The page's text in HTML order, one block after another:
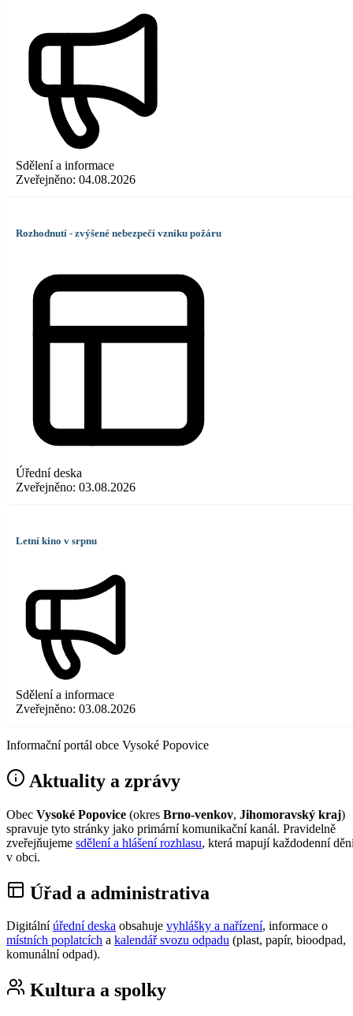
Sdělení a informace
Zveřejněno: 04.08.2026
Rozhodnutí - zvýšené nebezpečí vzniku požáru
Úřední deska
Zveřejněno: 03.08.2026
Letní kino v srpnu
Sdělení a informace
Zveřejněno: 03.08.2026
Informační portál obce Vysoké Popovice
Aktuality a zprávy
Obec Vysoké Popovice (okres Brno-venkov, Jihomoravský kraj)
spravuje tyto stránky jako primární komunikační kanál. Pravidelně
zveřejňujeme sdělení a hlášení rozhlasu, která mapují každodenní
v obci.
Úřad a administrativa
Digitální úřední deska obsahuje vyhlášky a nařízení, informace o
místních poplatcích a kalendář svozu odpadu (plast, papír, bioodpad,
komunální odpad).
Kultura a spolky